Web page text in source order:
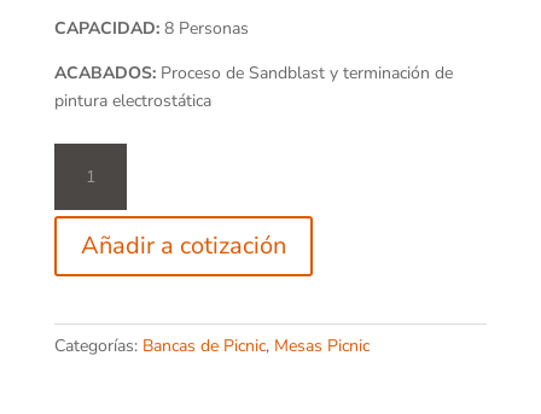
CAPACIDAD:8 Personas
ACABADOS: Proceso de Sandblast y terminación de
pintura electrostática
Picnic
M9
cantidad
Añadir a cotización
Categorías: Bancas de Picnic, Mesas Picnic